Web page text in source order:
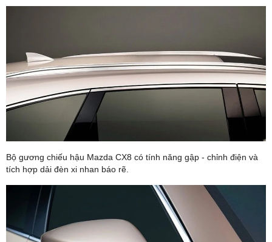
Bộ gương chiếu hậu Mazda CX8 có tính năng gập - chỉnh điện và
tích hợp dải đèn xi nhan báo rẽ.